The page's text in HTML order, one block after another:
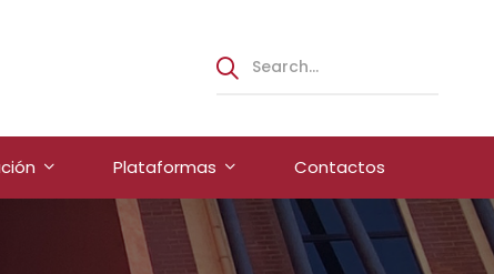
Plataformas Contactos